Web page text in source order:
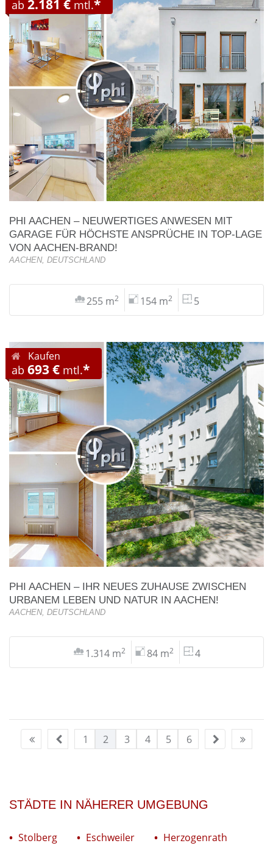
ab 2.181 € mtl.*
PHI AACHEN – NEUWERTIGES ANWESEN MIT
GARAGE FÜR HÖCHSTE ANSPRÜCHE IN TOP-LAGE
VON AACHEN-BRAND!
AACHEN, DEUTSCHLAND
255 m2 154 m2 5
Kaufen
ab 693 € mtl.*
PHI AACHEN – IHR NEUES ZUHAUSE ZWISCHEN
URBANEM LEBEN UND NATUR IN AACHEN!
AACHEN, DEUTSCHLAND
1.314 m2 84 m2 4
1 2 3 4 5 6
STÄDTE IN NÄHERER UMGEBUNG
Stolberg Eschweiler
Herzogenrath